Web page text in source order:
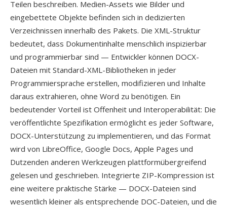
Teilen beschreiben. Medien-Assets wie Bilder und
eingebettete Objekte befinden sich in dedizierten
Verzeichnissen innerhalb des Pakets. Die XML-Struktur
bedeutet, dass Dokumentinhalte menschlich inspizierbar
und programmierbar sind — Entwickler können DOCX-
Dateien mit Standard-XML-Bibliotheken in jeder
Programmiersprache erstellen, modifizieren und Inhalte
daraus extrahieren, ohne Word zu benötigen. Ein
bedeutender Vorteil ist Offenheit und Interoperabilität: Die
veröffentlichte Spezifikation ermöglicht es jeder Software,
DOCX-Unterstützung zu implementieren, und das Format
wird von LibreOffice, Google Docs, Apple Pages und
Dutzenden anderen Werkzeugen plattformübergreifend
gelesen und geschrieben. Integrierte ZIP-Kompression ist
eine weitere praktische Stärke — DOCX-Dateien sind
wesentlich kleiner als entsprechende DOC-Dateien, und die